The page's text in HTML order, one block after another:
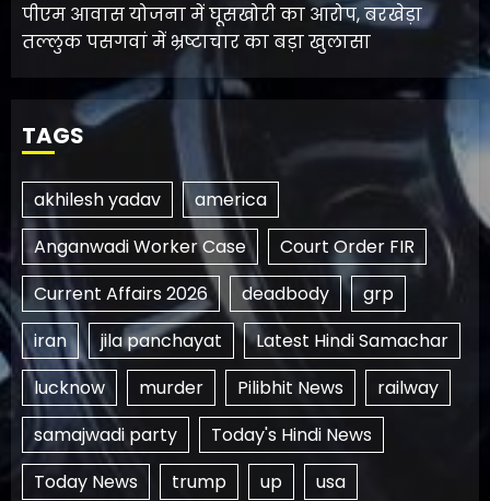
पीएम आवास योजना में घूसखोरी का आरोप, बरखेड़ा
तल्लुक पसगवां में भ्रष्टाचार का बड़ा खुलासा
TAGS
akhilesh yadav
america
Anganwadi Worker Case
Court Order FIR
Current Affairs 2026
deadbody
grp
iran
jila panchayat
Latest Hindi Samachar
lucknow
murder Pilibhit News
railway
samajwadi party
Today's Hindi News
Today News
trump up
usa